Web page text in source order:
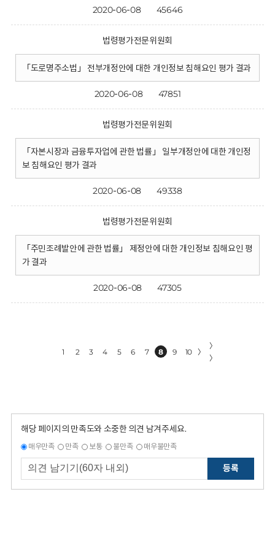
2020-06-08 45646
법령평가전문위원회
「도로명주소법」 전부개정안에 대한 개인정보 침해요인 평가 결과
2020-06-08 47851
법령평가전문위원회
「자본시장과 금융투자업에 관한 법률」 일부개정안에 대한 개인정
보 침해요인 평가 결과
2020-06-08 49338
법령평가전문위원회
「주민조례발안에 관한 법률」 제정안에 대한 개인정보 침해요인 평
가 결과
2020-06-08 47305
1 2 3 4 5 6 7 8 9 10 〉
〉
〉
해당 페이지의 만족도와 소중한 의견 남겨주세요.
매우만족 만족 보통 불만족 매우불만족
등록